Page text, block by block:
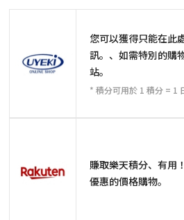
您可以獲得只能在此
訊。、如需特別的購
站。
* 積分可用於 1 積分 = 1
賺取樂天積分、有
優惠的價格購物。